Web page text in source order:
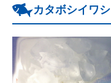
カタボシイワシ